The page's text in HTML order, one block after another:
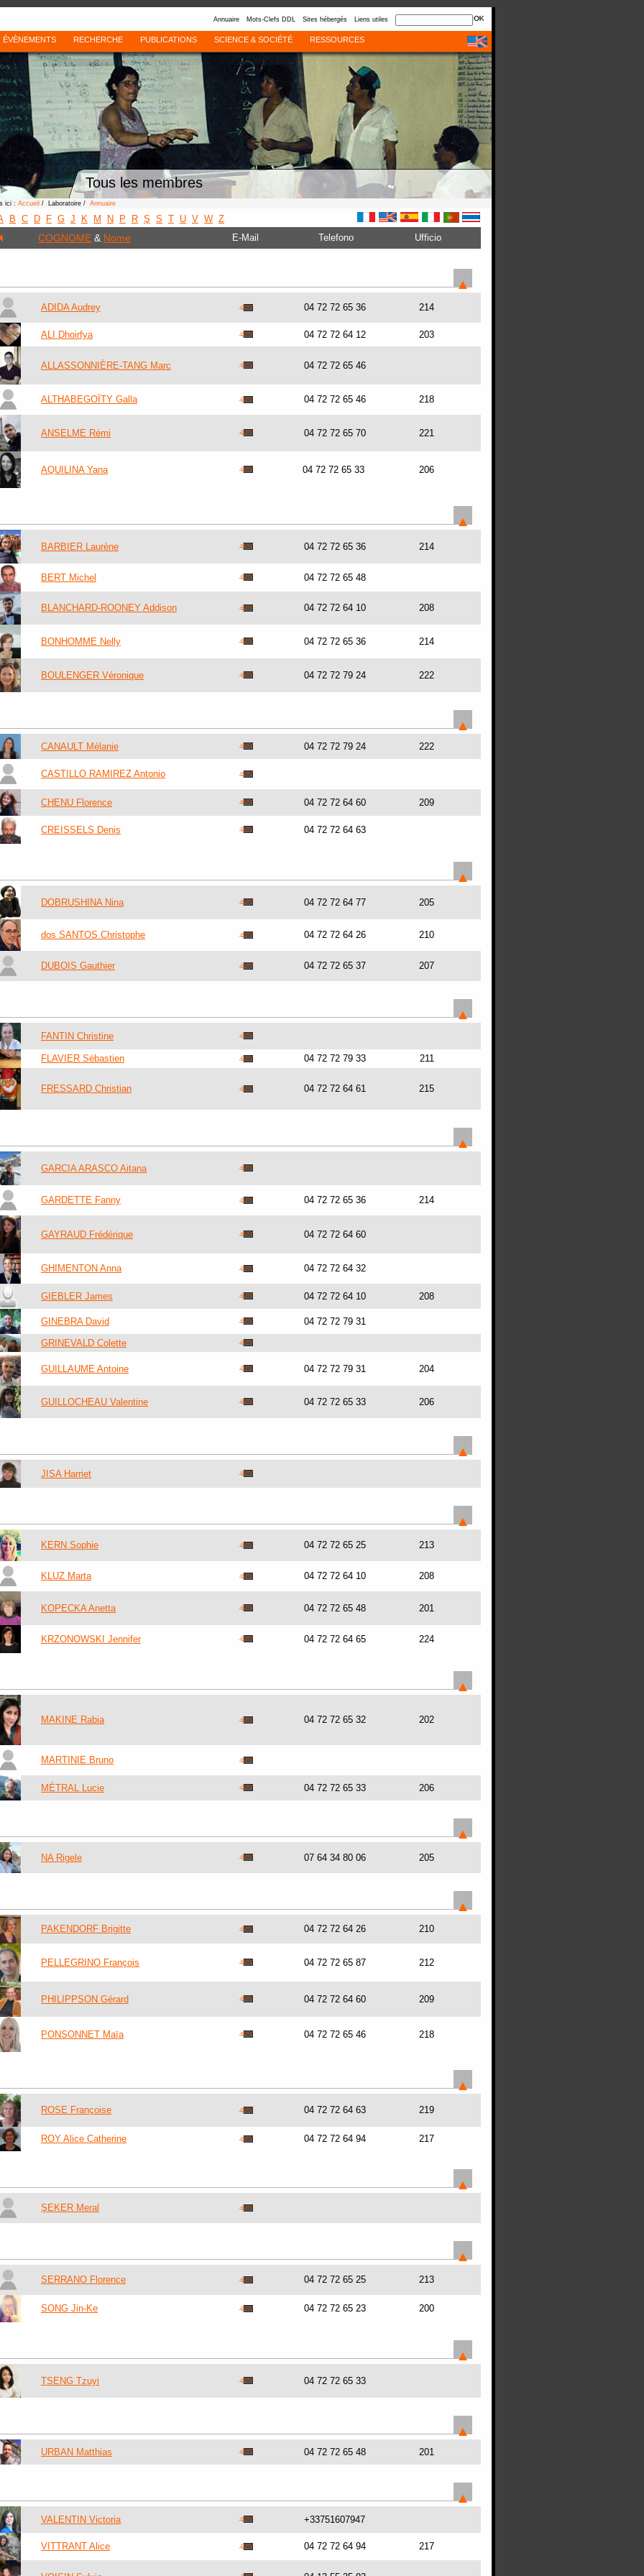
Annuaire Mots-Clefs DDL Sites hébergés Liens utiles
ÉVÈNEMENTS RECHERCHE PUBLICATIONS SCIENCE & SOCIÉTÉ RESSOURCES
Tous les membres
ici : Accueil / Laboratoire / Annuaire
B C D F G J K M N P R Ş S T U V W Z
COGNOME & Nome E-Mail Telefono Ufficio
ADIDA Audrey 04 72 72 65 36 214
ALI Dhoirfya 04 72 72 64 12 203
ALLASSONNIÈRE-TANG Marc 04 72 72 65 46
ALTHABEGOÏTY Galla 04 72 72 65 46 218
ANSELME Rémi 04 72 72 65 70 221
AQUILINA Yana 04 72 72 65 33 206
BARBIER Laurène 04 72 72 65 36 214
BERT Michel 04 72 72 65 48
BLANCHARD-ROONEY Addison 04 72 72 64 10 208
BONHOMME Nelly 04 72 72 65 36 214
BOULENGER Véronique 04 72 72 79 24 222
CANAULT Mélanie 04 72 72 79 24 222
CASTILLO RAMIREZ Antonio
CHENU Florence 04 72 72 64 60 209
CREISSELS Denis 04 72 72 64 63
DOBRUSHINA Nina 04 72 72 64 77 205
dos SANTOS Christophe 04 72 72 64 26 210
DUBOIS Gauthier 04 72 72 65 37 207
FANTIN Christine
FLAVIER Sébastien 04 72 72 79 33 211
FRESSARD Christian 04 72 72 64 61 215
GARCIA ARASCO Aitana
GARDETTE Fanny 04 72 72 65 36 214
GAYRAUD Frédérique 04 72 72 64 60
GHIMENTON Anna 04 72 72 64 32
GIEBLER James 04 72 72 64 10 208
GINEBRA David
04 72 72 79 31
GRINEVALD Colette
GUILLAUME Antoine 04 72 72 79 31 204
GUILLOCHEAU Valentine 04 72 72 65 33 206
JISA Harriet
KERN Sophie 04 72 72 65 25 213
KLUZ Marta 04 72 72 64 10 208
KOPECKA Anetta 04 72 72 65 48 201
KRZONOWSKI Jennifer 04 72 72 64 65 224
MAKINE Rabia 04 72 72 65 32 202
MARTINIE Bruno
MÉTRAL Lucie 04 72 72 65 33 206
NA Rigele 07 64 34 80 06 205
PAKENDORF Brigitte 04 72 72 64 26 210
PELLEGRINO François 04 72 72 65 87 212
PHILIPPSON Gérard 04 72 72 64 60 209
PONSONNET Maïa 04 72 72 65 46 218
ROSE Françoise 04 72 72 64 63 219
ROY Alice Catherine 04 72 72 64 94 217
ŞEKER Meral
SERRANO Florence 04 72 72 65 25 213
SONG Jin-Ke 04 72 72 65 23 200
TSENG Tzuyi 04 72 72 65 33
URBAN Matthias 04 72 72 65 48 201
VALENTIN Victoria +33751607947
VITTRANT Alice 04 72 72 64 94 217